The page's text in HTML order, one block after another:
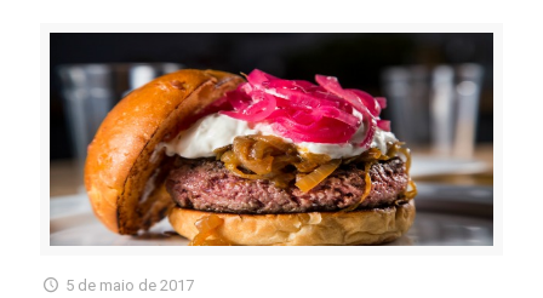
5 de maio de 2017